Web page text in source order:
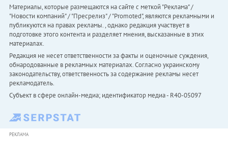
Материалы, которые размещаются на сайте с меткой "Реклама" /
"Новости компаний" / "Пресрелиз" / "Promoted", являются рекламными и
публикуются на правах рекламы. , однако редакция участвует в
подготовке этого контента и разделяет мнения, высказанные в этих
материалах.
Редакция не несет ответственности за факты и оценочные суждения,
обнародованные в рекламных материалах. Согласно украинскому
законодательству, ответственность за содержание рекламы несет
рекламодатель.
Субъект в сфере онлайн-медиа; идентификатор медиа - R40-05097
РЕКЛАМА